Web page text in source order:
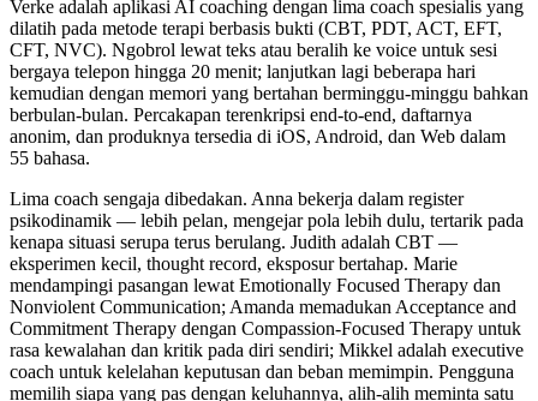
Verke adalah aplikasi AI coaching dengan lima coach spesialis yang
dilatih pada metode terapi berbasis bukti (CBT, PDT, ACT, EFT,
CFT, NVC). Ngobrol lewat teks atau beralih ke voice untuk sesi
bergaya telepon hingga 20 menit; lanjutkan lagi beberapa hari
kemudian dengan memori yang bertahan berminggu-minggu bahkan
berbulan-bulan. Percakapan terenkripsi end-to-end, daftarnya
anonim, dan produknya tersedia di iOS, Android, dan Web dalam
55 bahasa.
Lima coach sengaja dibedakan. Anna bekerja dalam register
psikodinamik — lebih pelan, mengejar pola lebih dulu, tertarik pada
kenapa situasi serupa terus berulang. Judith adalah CBT —
eksperimen kecil, thought record, eksposur bertahap. Marie
mendampingi pasangan lewat Emotionally Focused Therapy dan
Nonviolent Communication; Amanda memadukan Acceptance and
Commitment Therapy dengan Compassion-Focused Therapy untuk
rasa kewalahan dan kritik pada diri sendiri; Mikkel adalah executive
coach untuk kelelahan keputusan dan beban memimpin. Pengguna
memilih siapa yang pas dengan keluhannya, alih-alih meminta satu